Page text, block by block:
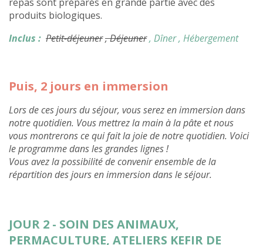
produits biologiques.
Inclus : Petit-déjeuner, Déjeuner, Dîner, Hébergement
Puis, 2 jours en immersion
Lors de ces jours du séjour, vous serez en immersion dans
notre quotidien. Vous mettrez la main à la pâte et nous
vous montrerons ce qui fait la joie de notre quotidien. Voici
le programme dans les grandes lignes !
Vous avez la possibilité de convenir ensemble de la
répartition des jours en immersion dans le séjour.
JOUR 2 - SOIN DES ANIMAUX,
PERMACULTURE, ATELIERS KEFIR DE